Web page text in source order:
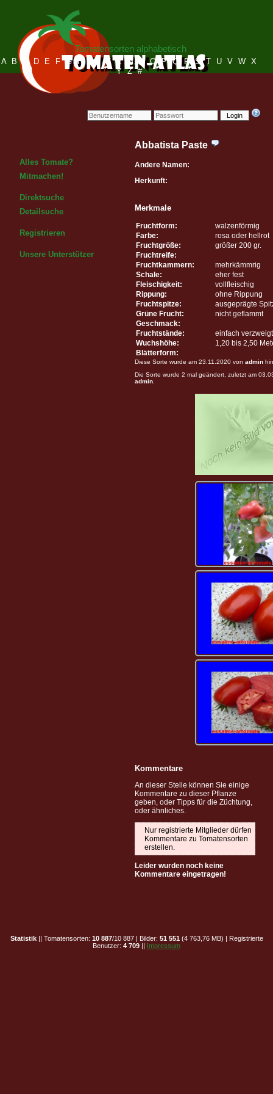
Login
Tomatensorten alphabetisch
A B C D E F G H I J K L M N O P Q R S T U V W X
Y Z #
Alles Tomate?
Mitmachen!
Direktsuche
Detailsuche
Registrieren
Unsere Unterstützer
Abbatista Paste
Andere Namen:
Herkunft:
Merkmale
Fruchtform:
walzenförmig
Farbe:
rosa oder hellrot
Fruchtgröße:
größer 200 gr.
Fruchtreife:
Fruchtkammern:
mehrkämmrig
Schale:
eher fest
Fleischigkeit:
vollfleischig
Rippung:
ohne Rippung
Fruchtspitze:
ausgeprägte
Grüne Frucht:
nicht geflammt
Geschmack:
Fruchtstände:
einfach verzweigt
Wuchshöhe:
1,20 bis 2,50
Blätterform:
Diese Sorte wurde am 23.11.2020 von admin
Die Sorte wurde 2 mal geändert, zuletzt am
admin
Kommentare
An dieser Stelle können Sie einige
Kommentare zu dieser Pflanze
geben, oder Tipps für die Züchtung,
oder ähnliches.
Nur registrierte Mitglieder dürfen
Kommentare zu Tomatensorten
erstellen.
Leider wurden noch keine
Kommentare eingetragen!
Statistik|| Tomatensorten: 10 887/10 887 | Bilder: 51 551 (4 763,76 MB) | Registrierte
Benutzer: 4 709 || Impressum